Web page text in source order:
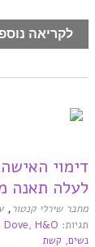
לקריאה
דימוי
לעלה תאנה
מחבר שירלי קנטור,
תגיות: Dove, H&O
נשים, קשת